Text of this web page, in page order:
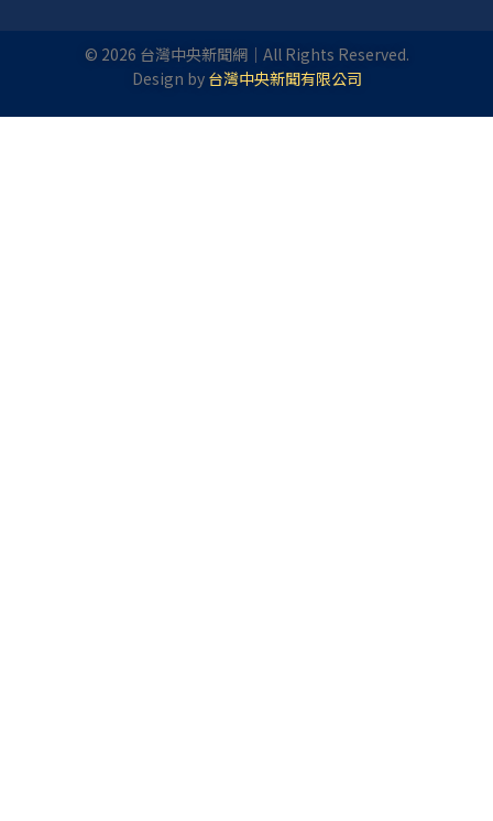
© 2026 台灣中央新聞網｜All Rights Reserved.
Design by 台灣中央新聞有限公司